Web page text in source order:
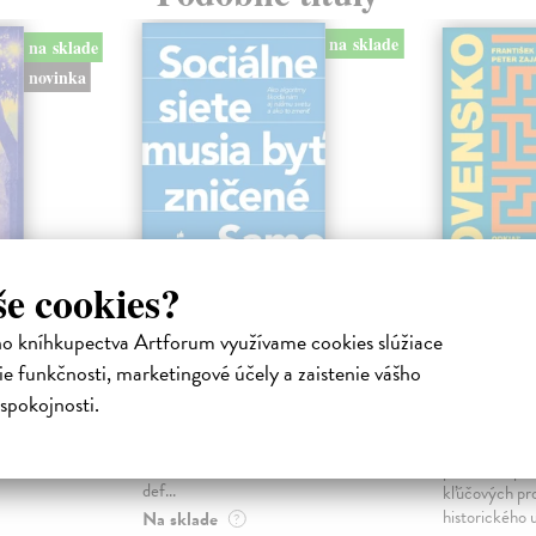
cookies?
kníhkupectva Artforum využívame cookies slúžiace
funkčnosti, marketingové účely a zaistenie vášho
na sklade
novinka
o
na sklade
Sociálne siete musia
byť zničené
Marec Samo
| Kniha
def...
Na sklade ?
sme.
kľúčových
historického